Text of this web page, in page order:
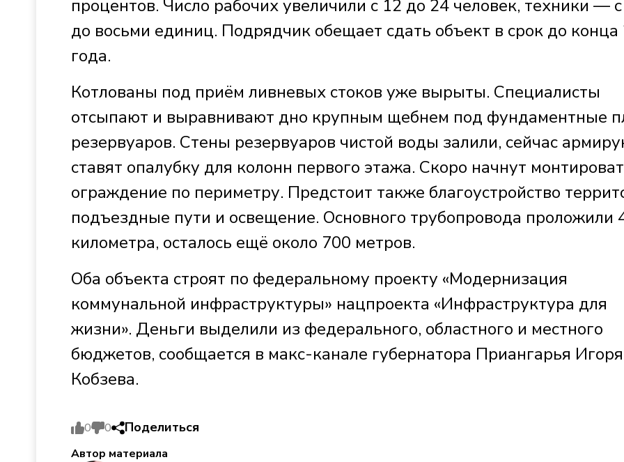
процентов. Число рабочих увеличили с 12 до 24 человек, техники —
до восьми единиц. Подрядчик обещает сдать объект в срок до
года.
Котлованы под приём ливневых стоков уже вырыты. Специалисты
отсыпают и выравнивают дно крупным щебнем под фундаментные
резервуаров. Стены резервуаров чистой воды залили, сейчас
ставят опалубку для колонн первого этажа. Скоро начнут
ограждение по периметру. Предстоит также благоустройство
подъездные пути и освещение. Основного трубопровода проложили
километра, осталось ещё около 700 метров.
Оба объекта строят по федеральному проекту «Модернизация
коммунальной инфраструктуры» нацпроекта «Инфраструктура для
жизни». Деньги выделили из федерального, областного и местного
бюджетов, сообщается в макс-канале губернатора Приангарья Игоря
Кобзева.
0 0 Поделиться
Автор материала